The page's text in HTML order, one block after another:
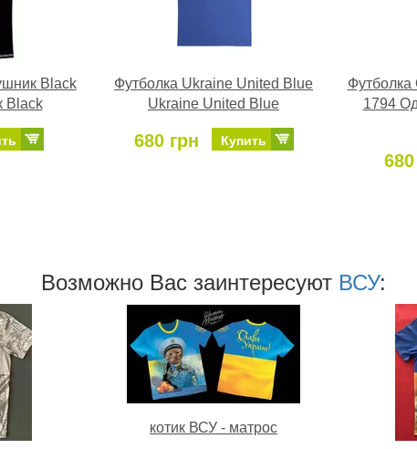
Black
Black
Футболка Ukraine United Blue
Ukraine United Blue
680 грн Купить
1794
Возможно Ваc заинтересуют ВСУ:
котик ВСУ - матрос